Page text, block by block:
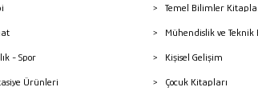
- Spor
Ürünleri
Temel Bilimler
Mühendislik ve
Kişisel Gelişim
Çocuk Kitapları